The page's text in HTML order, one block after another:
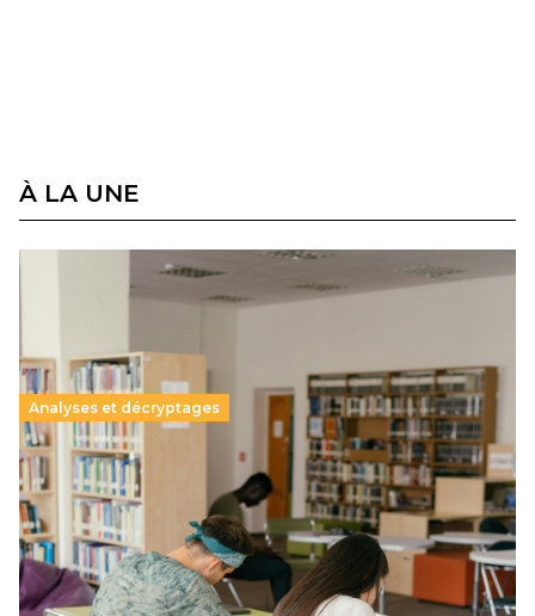
À LA UNE
Analyses et décryptages
Supérieur privé : une dérive qui met à mal la
promesse républicaine
11 juillet 2026-
Le projet de loi sur la régulation de l’enseignement
supérieur privé met en lumière l’amplification d’un système
qui relègue l’acte pédagogique au superfétatoire, voire à…